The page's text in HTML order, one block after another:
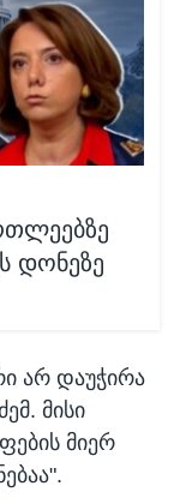
დონეზე
არ დაუჭირა
მისი
მიერ